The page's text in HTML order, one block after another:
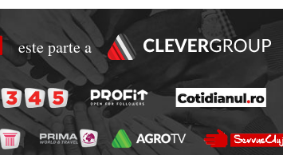
este parte a